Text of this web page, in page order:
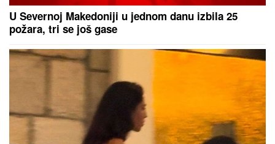
U Severnoj Makedoniji u jednom danu izbila 25
požara, tri se još gase